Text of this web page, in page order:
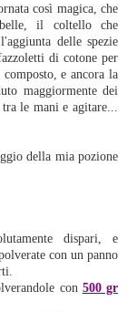
così magica, che
il coltello che
delle spezie
di cotone per
e ancora la
maggiormente dei
le mani e agitare...
della mia pozione
dispari, e
con un panno
con 500 gr